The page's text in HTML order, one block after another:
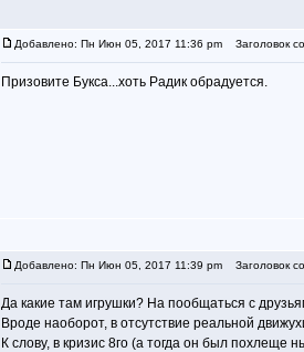
Добавлено: Пн Июн 05, 2017 11:36 pm Заголовок
Призовите Букса...хоть Радик обрадуется.
Добавлено: Пн Июн 05, 2017 11:39 pm Заголовок
Да какие там игрушки? На пообщаться с
Вроде наоборот, в отсутствие реальной
К слову, в кризис 8го (а тогда он был